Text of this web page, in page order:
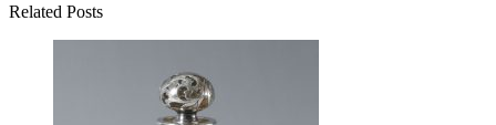
Related Posts